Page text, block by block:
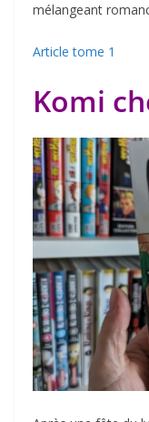
mélangeant
Article tome 1
Komi